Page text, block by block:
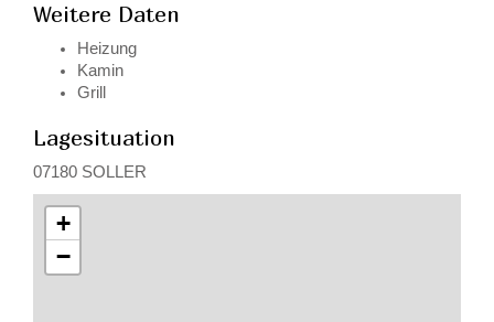
Weitere Daten
Heizung
Kamin
Grill
Lagesituation
07180 SOLLER
+
−